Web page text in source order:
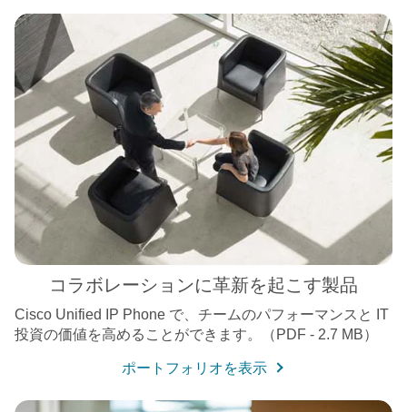
コラボレーションに革新を起こす製品
Cisco Unified IP Phone で、チームのパフォーマンスと IT
投資の価値を高めることができます。（PDF - 2.7 MB）
ポートフォリオを表示